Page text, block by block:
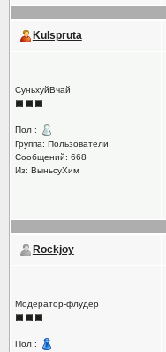
Kulspruta
СуньхуйВчай
Пол :
Группа: Пользователи
Сообщений: 668
Из: ВыньсуХим
Rockjoy
Модератор-флудер
Пол :